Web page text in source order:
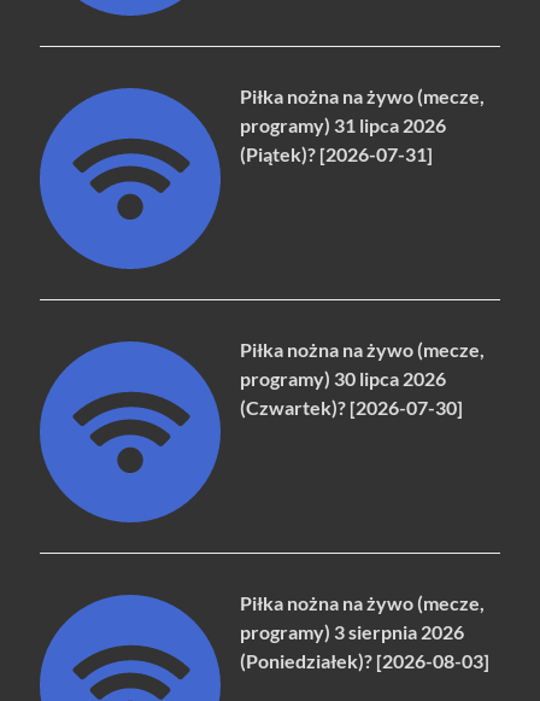
Piłka nożna na żywo (mecze,
programy) 31 lipca 2026
(Piątek)? [2026-07-31]
Piłka nożna na żywo (mecze,
programy) 30 lipca 2026
(Czwartek)? [2026-07-30]
Piłka nożna na żywo (mecze,
programy) 3 sierpnia 2026
(Poniedziałek)? [2026-08-03]